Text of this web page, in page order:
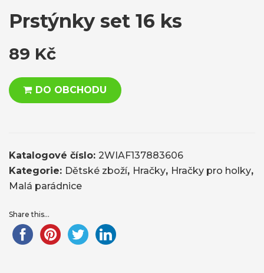
Prstýnky set 16 ks
89 Kč
DO OBCHODU
Katalogové číslo: 2WIAF137883606
Kategorie: Dětské zboží, Hračky, Hračky pro holky,
Malá parádnice
Share this...